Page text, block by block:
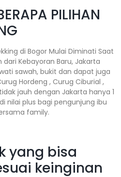
PILIHAN
di Bogor Mulai Diminati Saat
Kebayoran Baru, Jakarta
sawah, bukit dan dapat juga
Hordeng , Curug Ciburial ,
jauh dengan Jakarta hanya 1
nilai plus bagi pengunjung ibu
family.
yang bisa
keinginan